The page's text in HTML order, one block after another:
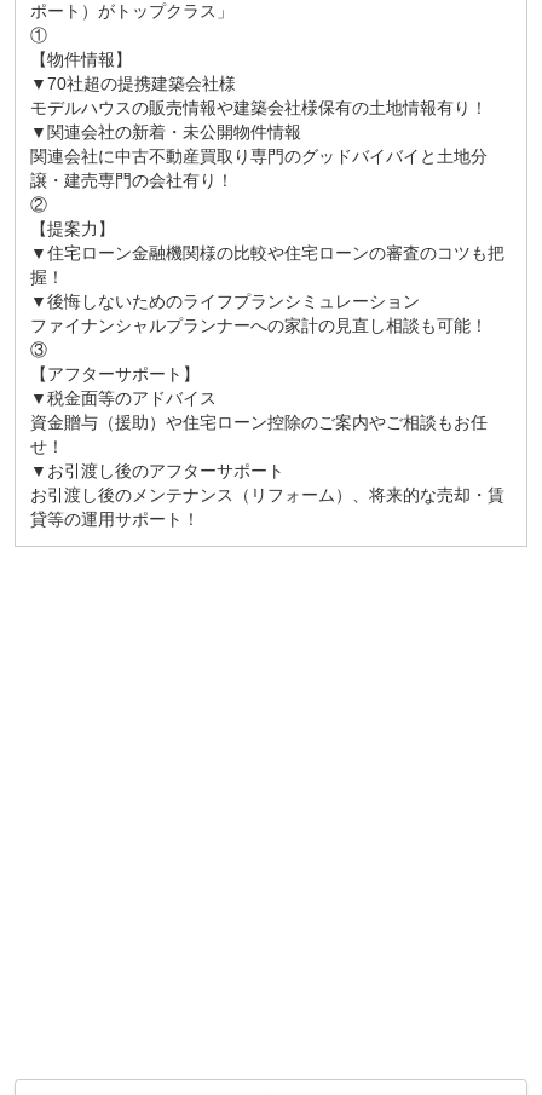
ポート）がトップクラス」
①
【物件情報】
▼70社超の提携建築会社様
モデルハウスの販売情報や建築会社様保有の土地情報有り！
▼関連会社の新着・未公開物件情報
関連会社に中古不動産買取り専門のグッドバイバイと土地分
譲・建売専門の会社有り！
②
【提案力】
▼住宅ローン金融機関様の比較や住宅ローンの審査のコツも把
握！
▼後悔しないためのライフプランシミュレーション
ファイナンシャルプランナーへの家計の見直し相談も可能！
③
【アフターサポート】
▼税金面等のアドバイス
資金贈与（援助）や住宅ローン控除のご案内やご相談もお任
せ！
▼お引渡し後のアフターサポート
お引渡し後のメンテナンス（リフォーム）、将来的な売却・賃
貸等の運用サポート！